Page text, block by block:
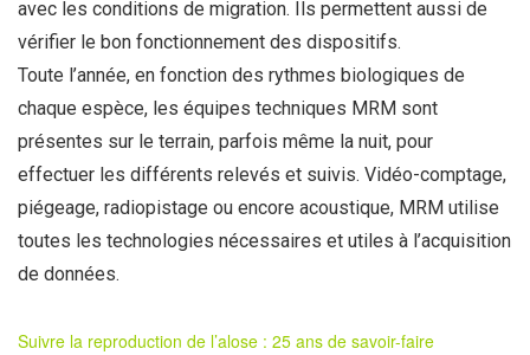
avec les conditions de migration. Ils permettent aussi de
vérifier le bon fonctionnement des dispositifs.
Toute l’année, en fonction des rythmes biologiques de
chaque espèce, les équipes techniques MRM sont
présentes sur le terrain, parfois même la nuit, pour
effectuer les différents relevés et suivis. Vidéo-comptage,
piégeage, radiopistage ou encore acoustique, MRM utilise
toutes les technologies nécessaires et utiles à l’acquisition
de données.
Suivre la reproduction de l’alose : 25 ans de savoir-faire